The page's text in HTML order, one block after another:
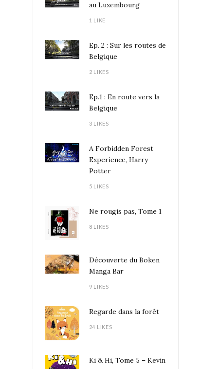
au Luxembourg
1 LIKE
Ep. 2 : Sur les routes de
Belgique
2 LIKES
Ep.1 : En route vers la
Belgique
3 LIKES
A Forbidden Forest
Experience, Harry
Potter
5 LIKES
Ne rougis pas, Tome 1
8 LIKES
Découverte du Boken
Manga Bar
9 LIKES
Regarde dans la forêt
24 LIKES
Ki & Hi, Tome 5 – Kevin